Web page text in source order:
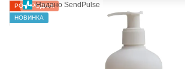
Надано SendPulse
РОЗПРОДАЖ
НОВИНКА